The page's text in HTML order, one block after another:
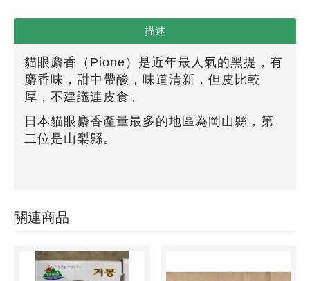
描述
貓眼麝香（Pione）是近年最人氣的黑提，有
麝香味，甜中帶酸，味道清新，但皮比較
厚，不建議連皮食。
日本貓眼麝香產量最多的地區為岡山縣，第
二位是山梨縣。
關連商品